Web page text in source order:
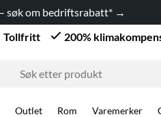
søk om bedriftsrabatt* →
Tollfritt 200%
Outlet Rom Varemerker